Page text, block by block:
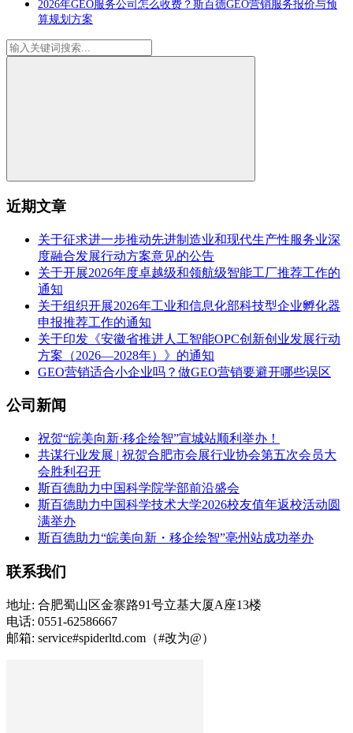
2026年GEO服务公司怎么收费？斯百德GEO营销服务报价与预
算规划方案
近期文章
关于征求进一步推动先进制造业和现代生产性服务业深
度融合发展行动方案意见的公告
关于开展2026年度卓越级和领航级智能工厂推荐工作的
通知
关于组织开展2026年工业和信息化部科技型企业孵化器
申报推荐工作的通知
关于印发《安徽省推进人工智能OPC创新创业发展行动
方案（2026—2028年）》的通知
GEO营销适合小企业吗？做GEO营销要避开哪些误区
公司新闻
祝贺“皖美向新·移企绘智”宣城站顺利举办！
共谋行业发展 | 祝贺合肥市会展行业协会第五次会员大
会胜利召开
斯百德助力中国科学院学部前沿盛会
斯百德助力中国科学技术大学2026校友值年返校活动圆
满举办
斯百德助力“皖美向新・移企绘智”亳州站成功举办
联系我们
地址: 合肥蜀山区金寨路91号立基大厦A座13楼
电话: 0551-62586667
邮箱: service#spiderltd.com（#改为@）